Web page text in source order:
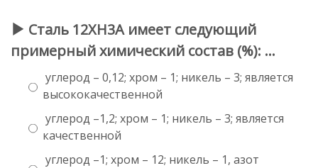
Сталь 12ХН3А имеет следующий
примерный химический состав (%): …
углерод – 0,12; хром – 1; никель – 3; является
высококачественной
углерод –1,2; хром – 1; никель – 3; является
качественной
углерод –1; хром – 12; никель – 1, азот